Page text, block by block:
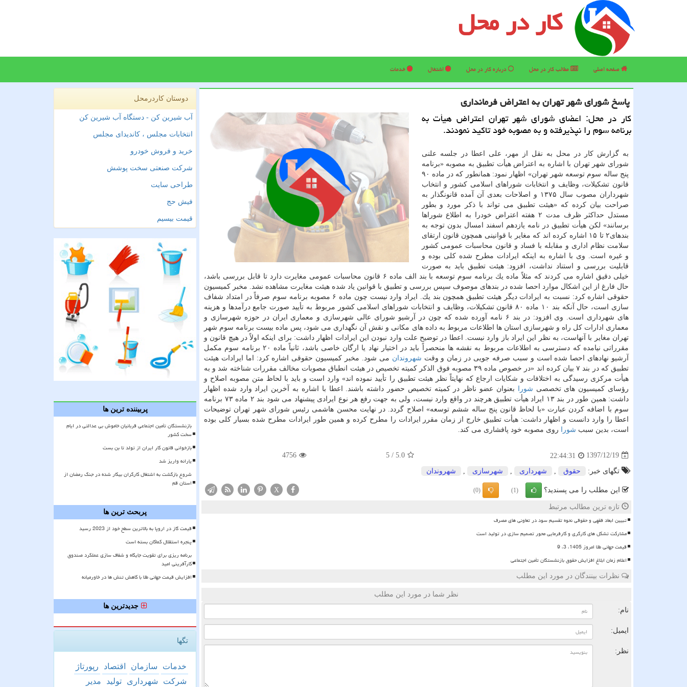
کار در محل
صفحه اصلی مطالب كار در محل درباره كار در محل اشتغال خدمات
پاسخ شورای شهر تهران به اعتراض فرمانداری
كار در محل: اعضای شورای شهر تهران اعتراض هیأت به
برنامه سوم را نپذیرفته و به مصوبه خود تاكید نمودند.
به گزارش كار در محل به نقل از مهر، علی اعطا در جلسه علنی
شورای شهر تهران با اشاره به اعتراض هیأت تطبیق به مصوبه «برنامه
پنج ساله سوم توسعه شهر تهران» اظهار نمود: همانطور كه در ماده ۹۰
قانون تشكیلات، وظایف و انتخابات شوراهای اسلامی كشور و انتخاب
شهرداران مصوب سال ۱۳۷۵ و اصلاحات بعدی آن آمده قانونگذار به
صراحت بیان كرده كه «هیئت تطبیق می تواند با ذكر مورد و بطور
مستدل حداكثر ظرف مدت ۲ هفته اعتراض خودرا به اطلاع شوراها
برسانند» لكن هیأت تطبیق در نامه یازدهم اسفند امسال بدون توجه به
بندهای۲ تا ۱۵ اشاره كرده اند كه مغایر با قوانینی همچون قانون ارتقای
سلامت نظام اداری و مقابله با فساد و قانون محاسبات عمومی كشور
و غیره است. وی با اشاره به اینكه ایرادات مطرح شده كلی بوده و
قابلیت بررسی و استناد نداشت، افزود: هیئت تطبیق باید به صورت
خیلی دقیق اشاره می كردند كه مثلاً ماده یك برنامه سوم توسعه با بند الف ماده ۶ قانون محاسبات عمومی مغایرت دارد تا قابل بررسی باشد،
حال فارغ از این اشكال موارد احصا شده در بندهای موصوف سپس بررسی و تطبیق با قوانین یاد شده هیئت مغایرت مشاهده نشد. مخبر كمیسیون
حقوقی اشاره كرد: نسبت به ایرادات دیگر هیئت تطبیق همچون بند یك. ایراد وارد نیست چون ماده ۶ مصوبه برنامه سوم صرفاً در امتداد شفاف
سازی است، حال آنكه بند ۱۰ ماده ۸۰ قانون تشكیلات، وظایف و انتخابات شوراهای اسلامی كشور مربوط به تأیید صورت جامع درآمدها و هزینه
های شهرداری است. وی افزود: در بند ۶ نامه آورده شده كه چون در آرشیو شورای عالی شهرسازی و معماری ایران در حوزه شهرسازی و
معماری ادارات كل راه و شهرسازی استان ها اطلاعات مربوط به داده های مكانی و نقش آن نگهداری می شود، پس ماده بیست برنامه سوم شهر
تهران مغایر با آنهاست، به نظر این ایراد باز وارد نیست. اعطا در توضیح علت وارد نبودن این ایرادات اظهار داشت: برای اینكه اولاً در هیچ قانون و
مقرراتی نیامده كه دسترسی به اطلاعات مربوط به نقشه ها منحصراً باید در اختیار نهاد یا ارگان خاصی باشد، ثانیاً ماده ۲۰ برنامه سوم مكمل
آرشیو نهادهای احصا شده است و سبب صرفه جویی در زمان و وقت شهروندان می شود. مخبر كمیسیون حقوقی اشاره كرد: اما ایرادات هیئت
تطبیق كه در بند ۷ بیان كرده اند «در خصوص ماده ۳۹ مصوبه فوق الذكر كمیته تخصیص در هیئت انطباق مصوبات مخالف مقررات شناخته شد و به
هیأت مركزی رسیدگی به اختلافات و شكایات ارجاع كه نهایتاً نظر هیئت تطبیق را تأیید نموده اند» وارد است و باید با لحاظ متن مصوبه اصلاح و
رؤسای كمیسیون های تخصصی شورا
بعنوان عضو ناظر در كمیته تخصیص حضور داشته باشند. اعطا با اشاره به آخرین ایراد وارد شده اظهار
داشت: همین طور در بند ۱۳ ایراد هیأت تطبیق هرچند در واقع وارد نیست، ولی به جهت رفع هر نوع ایرادی پیشنهاد می شود بند ۲ ماده ۷۳ برنامه
سوم با اضافه كردن عبارت «با لحاظ قانون پنج ساله ششم توسعه» اصلاح گردد. در نهایت محسن هاشمی رئیس شورای شهر تهران توضیحات
اعطا را وارد دانست و اظهار داشت: هیأت تطبیق خارج از زمان مقرر ایرادات را مطرح كرده و همین طور ایرادات مطرح شده بسیار كلی بوده
است، بدین سبب شورا روی مصوبه خود پافشاری می كند.
1397/12/19
22:44:31
5.0
/
5
4756
تگهای خبر: حقوق شهرداری شهرسازی شهروندان
این مطلب را می پسندید؟ (1)
(0)
X
تازه ترین مطالب مرتبط
تبیین ابعاد فقهی و حقوقی نحوه تقسیم سود در تعاونی های مصرف
مشارکت تشکل های کارگری و کارفرمایی محور تصمیم سازی در تولید است
قیمت جهانی طلا امروز 1405، 3، 9
اعلام زمان ابلاغ افزایش حقوق بازنشستگان تأمین اجتماعی
نظرات بینندگان در مورد این مطلب
نظر شما در مورد این مطلب
نام:
ایمیل:
نظر:
دوستان کاردرمحل
آب شیرین کن - دستگاه آب شیرین کن
انتخابات مجلس ، کاندیدای مجلس
خرید و فروش خودرو
شرکت صنعتی سخت پوشش
طراحی سایت
فیش حج
قیمت بیسیم
پربیننده ترین ها
بازنشستگان تأمین اجتماعی قربانیان خاموش بی عدالتی در ایام
سخت کشور
بازخوانی قانون کار ایران از تولد تا بن بست
یارانه واریز شد
شروع بازگشت به اشتغال کارگران بیکار شده در جنگ رمضان از
استان قم
پربحث ترین ها
قیمت گاز در اروپا به بالاترین سطح خود از 2023 رسید
پنجره استقلال کماکان بسته است
برنامه ریزی برای تقویت جایگاه و شفاف سازی عملکرد صندوق
کارآفرینی امید
افزایش قیمت جهانی طلا با کاهش تنش ها در خاورمیانه
جدیدترین ها
تگها
خدمات سازمان اقتصاد
رپورتاژ
شركت
شهرداری تولید مدیر